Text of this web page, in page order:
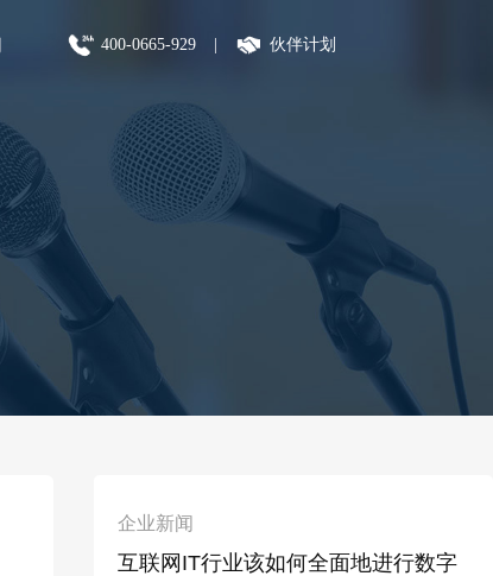
400-0665-929 伙伴计划
企业新闻
互联网IT行业该如何全面地进行数字